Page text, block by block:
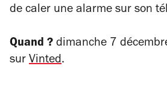
de caler une alarme sur son
Quand ? dimanche 7
sur Vinted.